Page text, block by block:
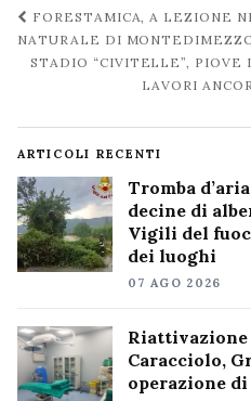
Navigazione
post
FORESTAMICA, A LEZIONE
NATURALE DI
STADIO “CIVITELLE”, PIOVE
LAVORI
ARTICOLI RECENTI
Tromba
decine di
Vigili del
dei luoghi
07 AGO 2026
Riattivazione
Caracciolo,
operazione di